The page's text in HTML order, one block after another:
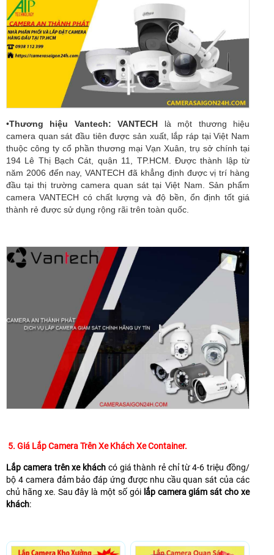
•Thương hiệu Vantech: VANTECH là một thương hiệu
camera quan sát đầu tiên được sản xuất, lắp ráp tại Việt Nam
thuộc công ty cổ phần thương mại Vạn Xuân, trụ sở chính tại
194 Lê Thị Bạch Cát, quận 11, TP.HCM. Được thành lập từ
năm 2006 đến nay, VANTECH đã khẳng định được vị trí hàng
đầu tại thị trường camera quan sát tại Việt Nam. Sản phẩm
camera VANTECH có chất lượng và độ bền, ổn định tốt giá
thành rẻ được sử dụng rộng rãi trên toàn quốc.
5. Giá Lắp Camera Trên Xe Khách Xe Container.
Lắp camera trên xe khách có giá thành rẻ chỉ từ 4-6 triệu đồng/
bộ 4 camera đảm bảo đáp ứng được nhu cầu quan sát của các
chủ hãng xe. Sau đây là một số gói lắp camera giám sát cho xe
khách: